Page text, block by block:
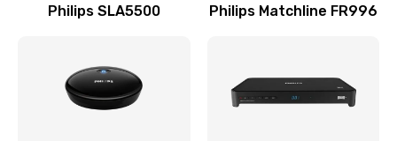
Заказать
Philips SLA5500 Philips Matchline FR996